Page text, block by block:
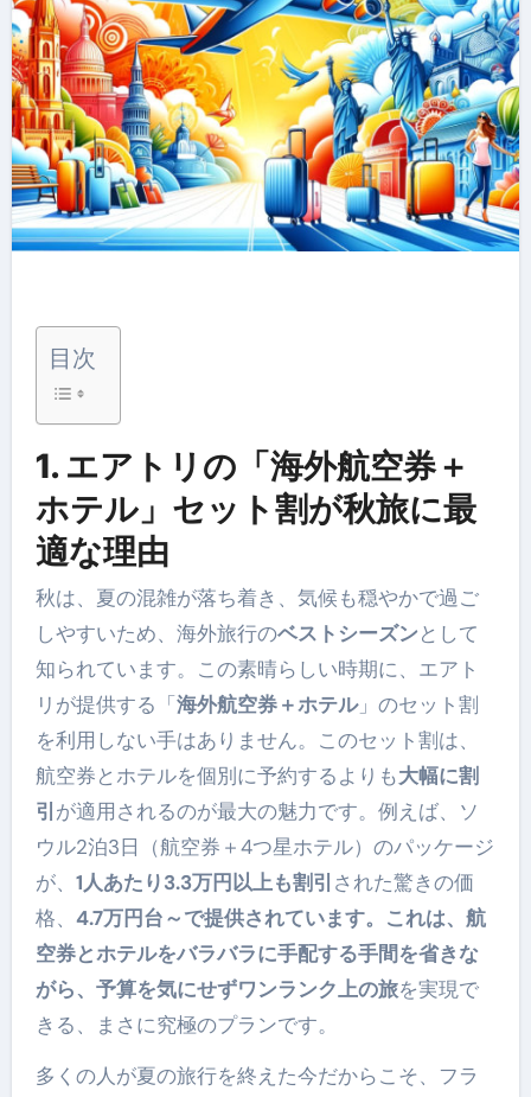
目次
1. エアトリの「海外航空券＋
ホテル」セット割が秋旅に最
適な理由
秋は、夏の混雑が落ち着き、気候も穏やかで過ご
しやすいため、海外旅行のベストシーズンとして
知られています。この素晴らしい時期に、エアト
リが提供する「海外航空券＋ホテル」のセット割
を利用しない手はありません。このセット割は、
航空券とホテルを個別に予約するよりも大幅に割
引 が適用されるのが最大の魅力です。例えば、ソ
ウル2泊3日（航空券＋4つ星ホテル）のパッケージ
が、 1人あたり3.3万円以上も割引 された驚きの価
格、 4.7万円台～で提供されています。これは、航
空券とホテルをバラバラに手配する手間を省きな
がら、予算を気にせずワンランク上の旅を実現で
きる、まさに究極のプランです。
多くの人が夏の旅行を終えた今だからこそ、フラ